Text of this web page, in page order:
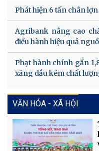
Phát hiện 6 tấn chân
Agribank nâng cao
điều hành hiệu quả
Phạt hành chính gần
xăng dầu kém chất
VĂN HÓA - XÃ HỘI